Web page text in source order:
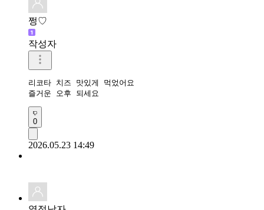
쩡♡
작성자
리코타 치즈 맛있게 먹었어요
즐거운 오후 되세요
0
2026.05.23 14:49